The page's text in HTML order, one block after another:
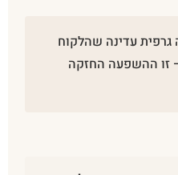
גרפית עדינה שהלקוח
זו ההשפעה החזקה